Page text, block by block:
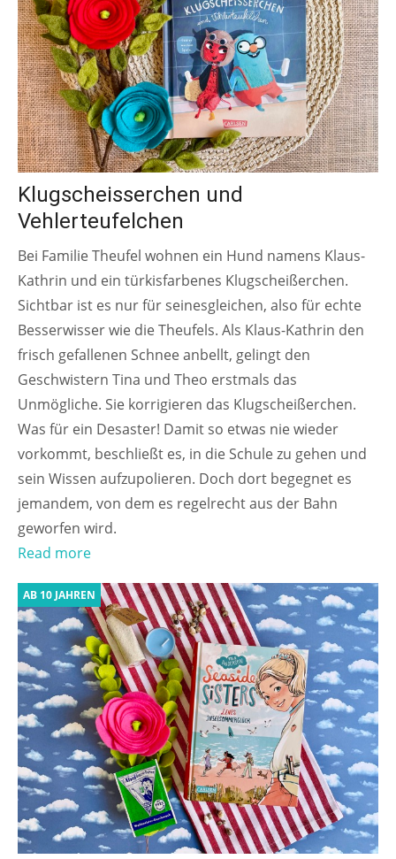
Klugscheisserchen und
Vehlerteufelchen
Bei Familie Theufel wohnen ein Hund namens Klaus-
Kathrin und ein türkisfarbenes Klugscheißerchen.
Sichtbar ist es nur für seinesgleichen, also für echte
Besserwisser wie die Theufels. Als Klaus-Kathrin den
frisch gefallenen Schnee anbellt, gelingt den
Geschwistern Tina und Theo erstmals das
Unmögliche. Sie korrigieren das Klugscheißerchen.
Was für ein Desaster! Damit so etwas nie wieder
vorkommt, beschließt es, in die Schule zu gehen und
sein Wissen aufzupolieren. Doch dort begegnet es
jemandem, von dem es regelrecht aus der Bahn
geworfen wird.
Read more
AB 10 JAHREN